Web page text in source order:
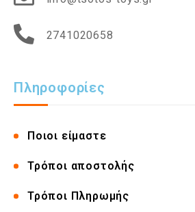
2741020658
Πληροφορίες
Ποιοι είμαστε
Τρόποι αποστολής
Τρόποι Πληρωμής